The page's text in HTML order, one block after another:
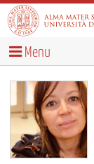
Menu